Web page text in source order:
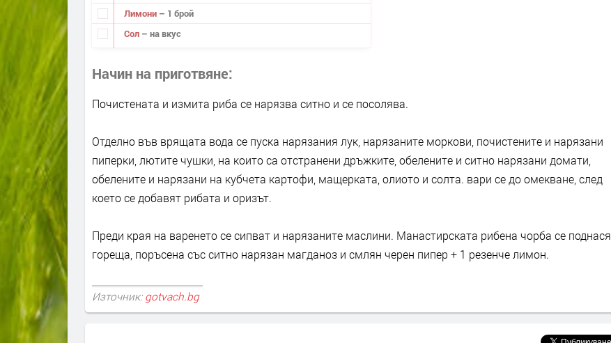
Лимони – 1 брой
Сол – на вкус
Начин на приготвяне
Почистената и измита риба се нарязва ситно и се посолява.
Отделно във врящата вода се пуска нарязания лук, нарязаните моркови, почистените и нарязани
пиперки, лютите чушки, на които са отстранени дръжките, обелените и ситно нарязани домати,
обелените и нарязани на кубчета картофи, мащерката, олиото и солта. вари се до омекване, след
което се добавят рибата и оризът.
Преди края на варенето се сипват и нарязаните маслини. Манастирската рибена чорба се поднася
гореща, поръсена със ситно нарязан магданоз и смлян черен пипер + 1 резенче лимон.
Източник: gotvach.bg